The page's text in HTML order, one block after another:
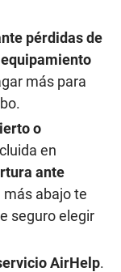
pérdidas de
más para
o
en
ante
más abajo te
seguro elegir
AirHelp.